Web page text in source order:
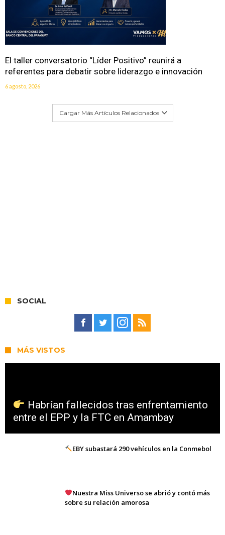
El taller conversatorio “Líder Positivo” reunirá a
referentes para debatir sobre liderazgo e innovación
6 agosto, 2026
Cargar Más Artículos Relacionados
SOCIAL
MÁS VISTOS
Habrían fallecidos tras enfrentamiento
entre el EPP y la FTC en Amambay
EBY subastará 290 vehículos en la Conmebol
Nuestra Miss Universo se abrió y contó más
sobre su relación amorosa